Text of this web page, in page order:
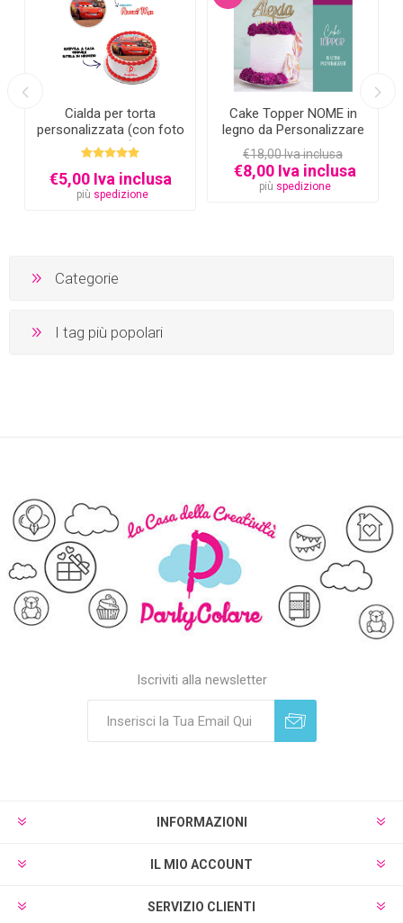
Cialda per torta
personalizzata (con foto
e testo)
€5,00 Iva inclusa
più spedizione
Cake Topper NOME in
legno da Personalizzare
€18,00 Iva inclusa
€8,00 Iva inclusa
più spedizione
Categorie
I tag più popolari
Iscriviti alla newsletter
INFORMAZIONI
IL MIO ACCOUNT
SERVIZIO CLIENTI